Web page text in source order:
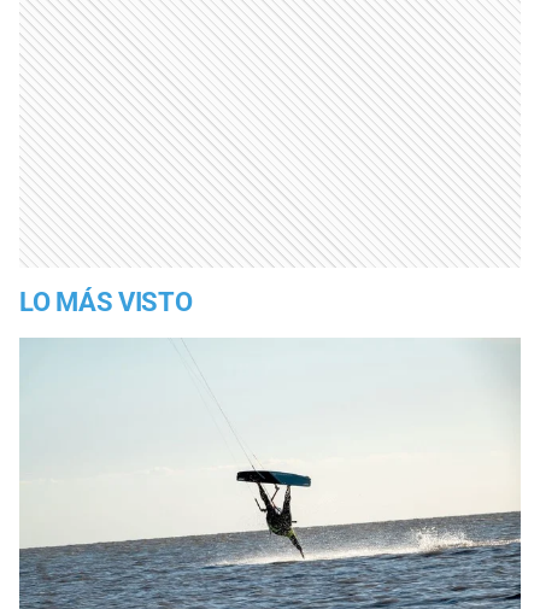
LO MÁS VISTO